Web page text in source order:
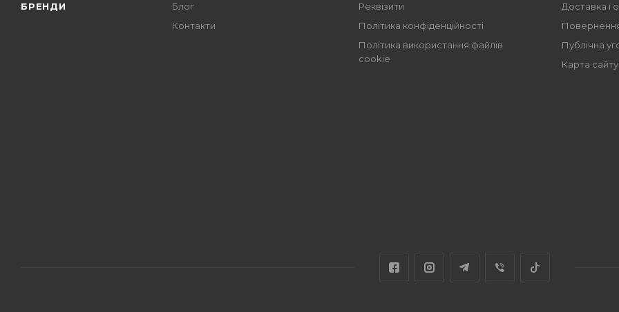
БРЕНДИ
Блог
Контакти
Реквізити
Політика конфіденційності
Політика використання файлів
cookie
Доставка і
Публічна
Карта сайту